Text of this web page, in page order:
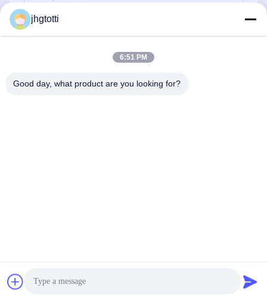
चीन अच्छी गुणवत्ता Al2O3 सिरेमिक आपूर्तिकर्ता. कॉपीराइट © 2021-2026
Wuxi Special Ceramic Electrical Co.,Ltd . सर्वाधिकार सुरक्षित।
jhgtotti
6:51 PM
Good day, what product are you looking for?